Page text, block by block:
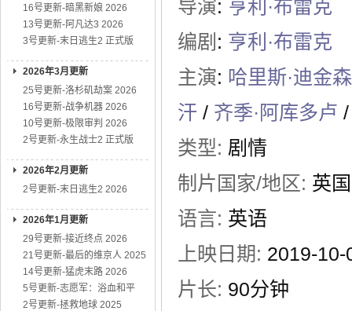
16号更新-暗黑新娘 2026
13号更新-阿凡达3 2026
3号更新-末日逃生2 正式版
2026年3月更新
25号更新-洛杉矶劫案 2026
16号更新-战争机器 2026
10号更新-极限审判 2026
2号更新-永生战士2 正式版
2026年2月更新
2号更新-末日逃生2 2026
2026年1月更新
29号更新-接近终点 2026
21号更新-最后的维京人 2025
14号更新-猛虎末路 2026
5号更新-志愿军：浴血和平
2号更新-拯救地球 2025
导演: 亨利·布雷克
编剧 : 亨利·布雷克
主演: 哈里斯·迪金森
汗 / 齐季·阿库多卢 /
类型: 剧情
制片国家/地区: 英国
语言: 英语
上映日期: 2019-10-
片长: 90分钟